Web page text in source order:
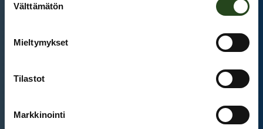
valinta
Välttämätön
Mieltymykset
Tilastot
Markkinointi
Et ole kirjautunut sisään.